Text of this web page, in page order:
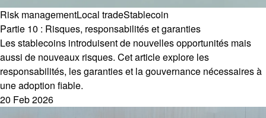
Risk managementLocal tradeStablecoin
Partie 10 : Risques, responsabilités et garanties
Les stablecoins introduisent de nouvelles opportunités mais
aussi de nouveaux risques. Cet article explore les
responsabilités, les garanties et la gouvernance nécessaires à
une adoption fiable.
20 Feb 2026